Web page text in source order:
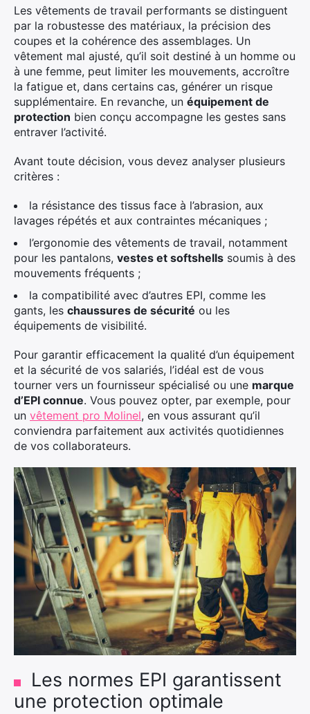
Les vêtements de travail performants se distinguent
par la robustesse des matériaux, la précision des
coupes et la cohérence des assemblages. Un
vêtement mal ajusté, qu’il soit destiné à un homme ou
à une femme, peut limiter les mouvements, accroître
la fatigue et, dans certains cas, générer un risque
supplémentaire. En revanche, un équipement de
protection bien conçu accompagne les gestes sans
entraver l’activité.
Avant toute décision, vous devez analyser plusieurs
critères :
la résistance des tissus face à l’abrasion, aux
lavages répétés et aux contraintes mécaniques ;
l’ergonomie des vêtements de travail, notamment
pour les pantalons, vestes et softshells soumis à des
mouvements fréquents ;
la compatibilité avec d’autres EPI, comme les
gants, les chaussures de sécurité ou les
équipements de visibilité.
Pour garantir efficacement la qualité d’un équipement
et la sécurité de vos salariés, l’idéal est de vous
tourner vers un fournisseur spécialisé ou une marque
d’EPI connue. Vous pouvez opter, par exemple, pour
un vêtement pro Molinel, en vous assurant qu’il
conviendra parfaitement aux activités quotidiennes
de vos collaborateurs.
Les normes EPI garantissent
une protection optimale